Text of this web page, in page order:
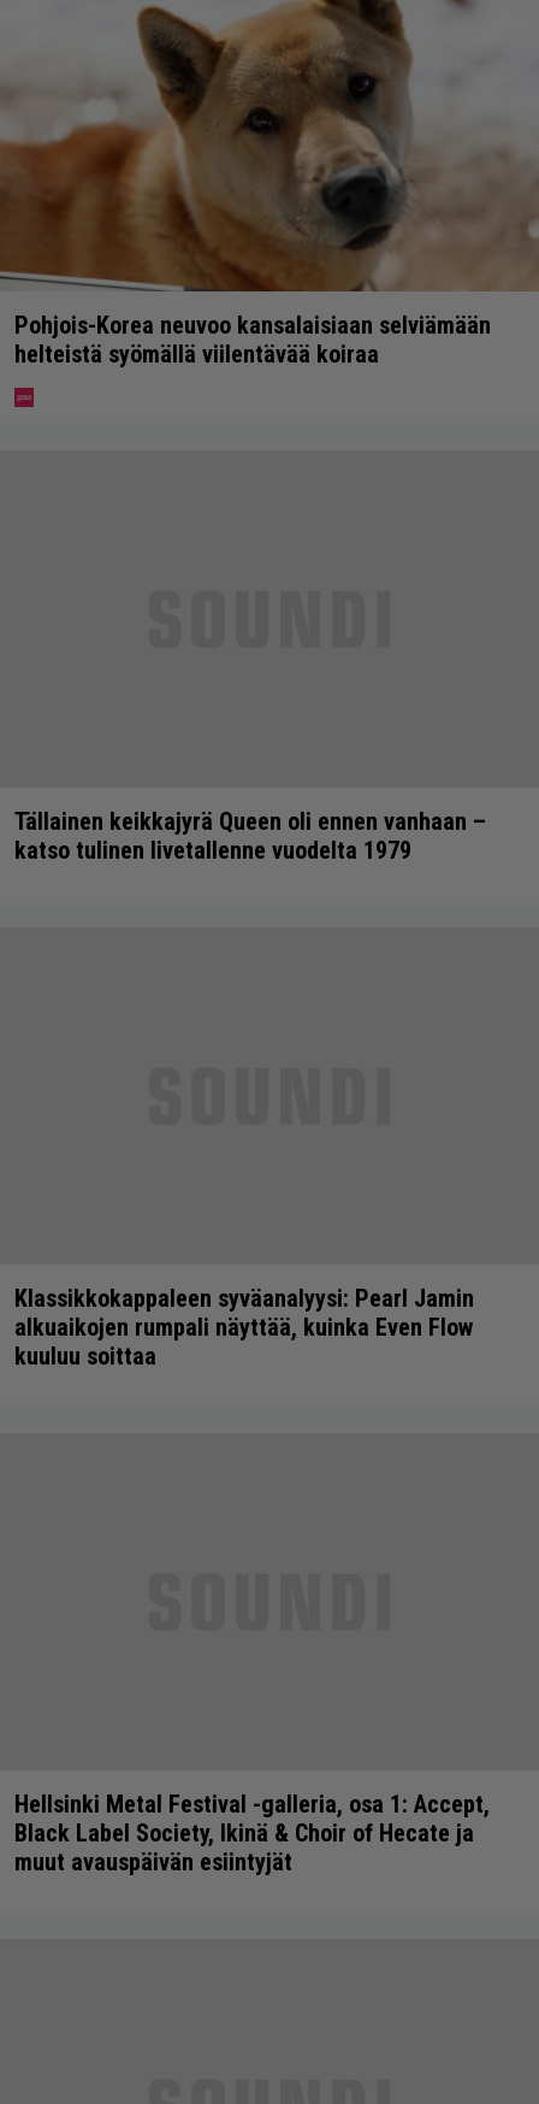
Pohjois-Korea neuvoo kansalaisiaan selviämään
helteistä syömällä viilentävää koiraa
Tällainen keikkajyrä Queen oli ennen vanhaan –
katso tulinen livetallenne vuodelta 1979
Klassikkokappaleen syväanalyysi: Pearl Jamin
alkuaikojen rumpali näyttää, kuinka Even Flow
kuuluu soittaa
Hellsinki Metal Festival -galleria, osa 1: Accept,
Black Label Society, Ikinä & Choir of Hecate ja
muut avauspäivän esiintyjät